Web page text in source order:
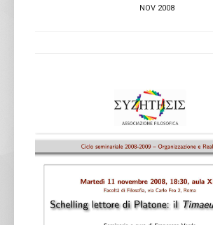
NOV 2008